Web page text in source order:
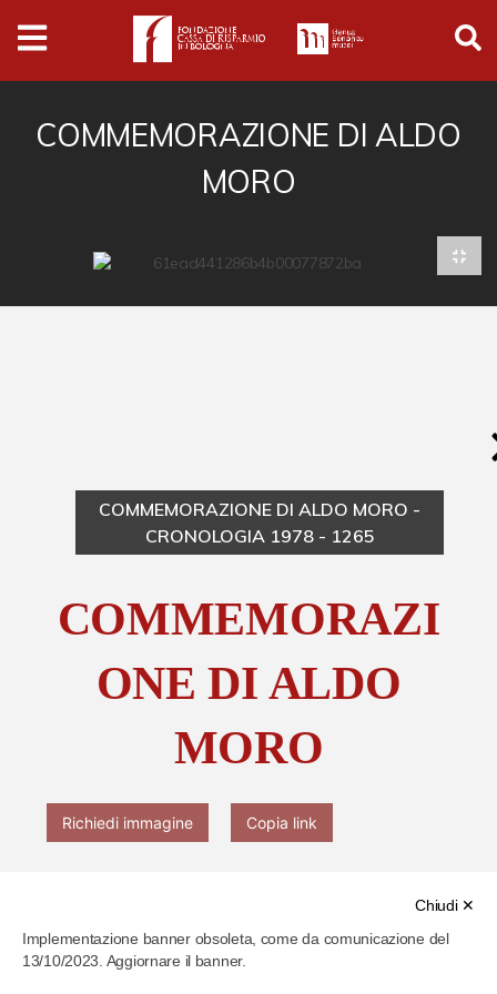
Archivio
Ferrari
Archivio Digitale
Arte e cultura
Musica cinema e spettacolo
Chi è Paolo Ferrari
Contattaci
COMMEMORAZIONE DI ALDO
MORO
COMMEMORAZIONE DI ALDO MORO -
CRONOLOGIA 1978 - 1265
COMMEMORAZI
ONE DI ALDO
MORO
Richiedi immagine Copia link
Cod. identificativo
Chiudi ✕
Implementazione banner obsoleta, come da comunicazione del
13/10/2023. Aggiornare il banner.